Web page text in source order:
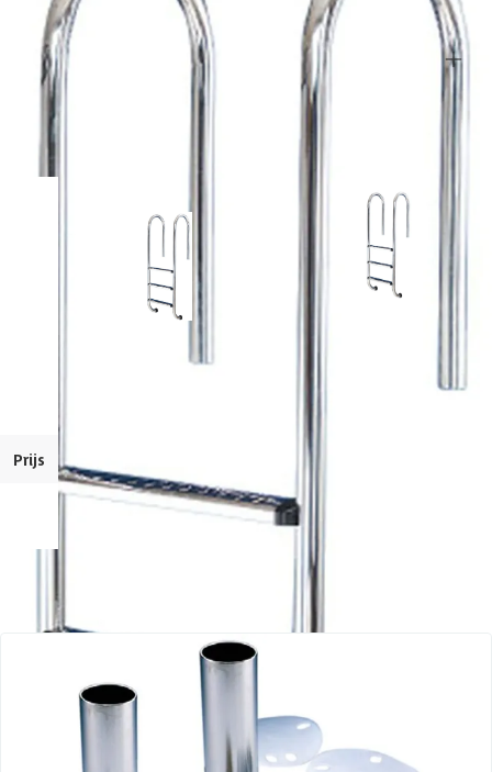
Overige specificaties
Geschikt voor zwembaden tot 150 cm
Uitvoering
Zoutwaterbestendig (max 4 gram per liter)
Alternatieven
Flexinox 3 treden AISI 304
- smal model (O)
Prijs 134,99
Bijpassende producten